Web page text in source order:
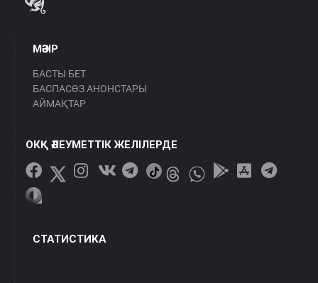
МӘЗІР
БАСТЫ БЕТ
БАСПАСӨЗ АНОНСТАРЫ
АЙМАҚТАР
ОКҚ ӘЛЕУМЕТТІК ЖЕЛІЛЕРДЕ
СТАТИСТИКА